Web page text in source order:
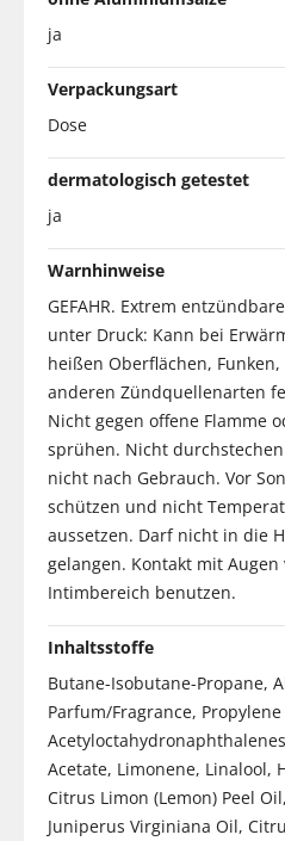
ja
Verpackungsart
Dose
dermatologisch getestet
ja
Warnhinweise
GEFAHR. Extrem
unter Druck: Kann bei
heißen Oberflächen,
anderen Zündquellenarten
Nicht gegen offene Flamme
sprühen. Nicht
nicht nach Gebrauch. Vor
schützen und nicht
aussetzen. Darf nicht in die
gelangen. Kontakt mit
Intimbereich benutzen.
Inhaltsstoffe
Butane-Isobutane-Propane,
Parfum/Fragrance,
Acetate, Limonene, Linalool,
Citrus Limon (Lemon) Peel
Juniperus Virginiana Oil,